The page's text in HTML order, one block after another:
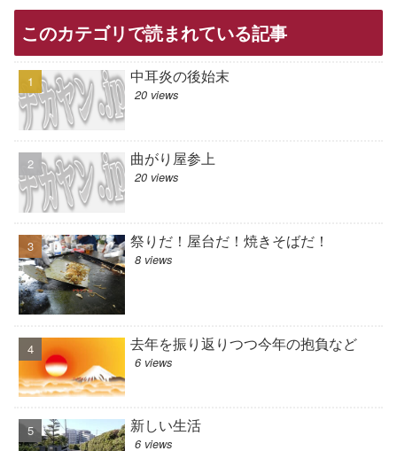
このカテゴリで読まれている記事
中耳炎の後始末
20 views
曲がり屋参上
20 views
祭りだ！屋台だ！焼きそばだ！
8 views
去年を振り返りつつ今年の抱負など
6 views
新しい生活
6 views